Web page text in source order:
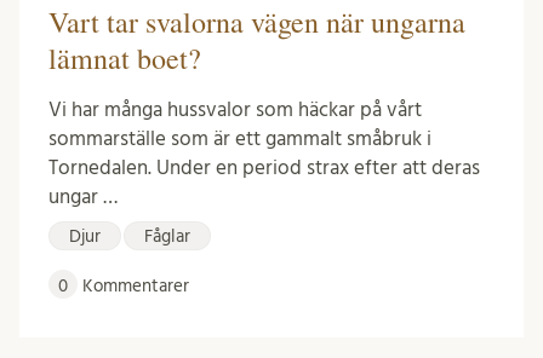
Vart tar svalorna vägen när ungarna
lämnat boet?
Vi har många hussvalor som häckar på vårt
sommarställe som är ett gammalt småbruk i
Tornedalen. Under en period strax efter att deras
ungar …
Djur Fåglar
0 Kommentarer